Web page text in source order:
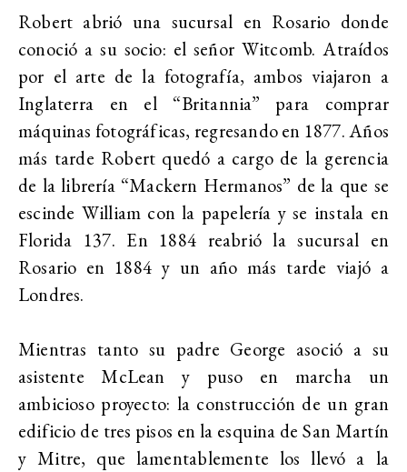
Robert abrió una sucursal en Rosario donde
conoció a su socio: el señor Witcomb. Atraídos
por el arte de la fotografía, ambos viajaron a
Inglaterra en el “Britannia” para comprar
máquinas fotográficas, regresando en 1877. Años
más tarde Robert quedó a cargo de la gerencia
de la librería “Mackern Hermanos” de la que se
escinde William con la papelería y se instala en
Florida 137. En 1884 reabrió la sucursal en
Rosario en 1884 y un año más tarde viajó a
Londres.
Mientras tanto su padre George asoció a su
asistente McLean y puso en marcha un
ambicioso proyecto: la construcción de un gran
edificio de tres pisos en la esquina de San Martín
y Mitre, que lamentablemente los llevó a la